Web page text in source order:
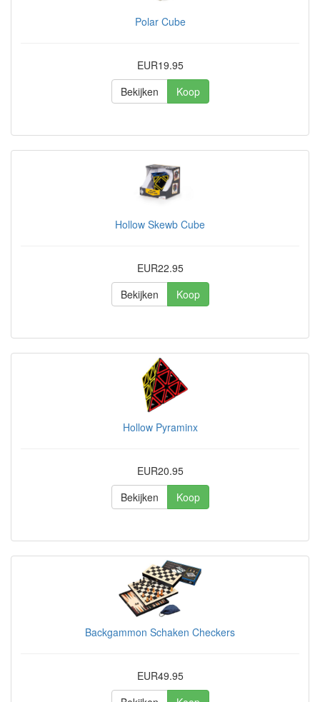
Polar Cube
EUR19.95
Bekijken
Koop
Hollow Skewb Cube
EUR22.95
Bekijken
Koop
Hollow Pyraminx
EUR20.95
Bekijken
Koop
Backgammon Schaken Checkers
EUR49.95